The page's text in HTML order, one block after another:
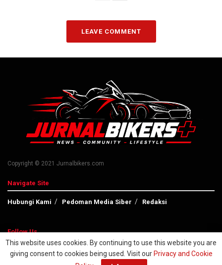
LEAVE COMMENT
Copyright © 2021 Jurnalbikers.com
Navigate Site
Hubungi Kami Pedoman Media Siber Redaksi
Follow Us
This website uses cookies. By continuing to use this website you are
giving consent to cookies being used. Visit our Privacy and Cookie